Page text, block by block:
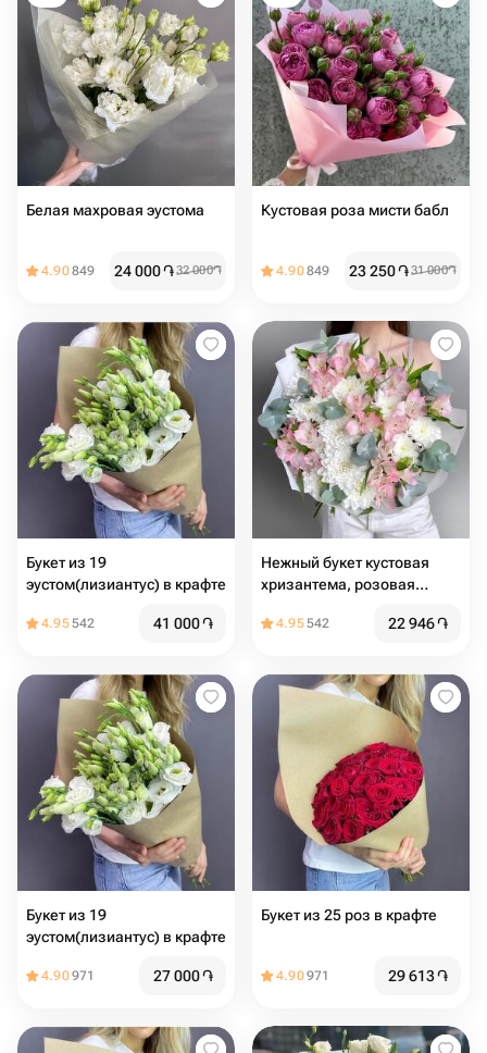
Белая махровая эустома
4.90849 24 000֏32 000֏
Кустовая роза мисти бабл
4.90849 23 250֏31 000֏
Букет из 19
эустом(лизиантус) в крафте
4.95542 41 000֏
Нежный букет кустовая
хризантема, розовая
4.95542 22 946֏
Букет из 19
эустом(лизиантус) в крафте
4.90971 27 000֏
Букет из 25 роз в крафте
4.90971 29 613֏